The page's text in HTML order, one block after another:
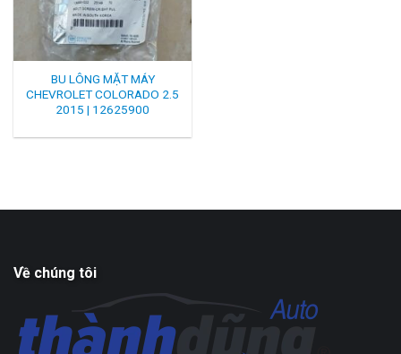
BU LÔNG MẶT MÁY
CHEVROLET COLORADO 2.5
2015 | 12625900
Về chúng tôi